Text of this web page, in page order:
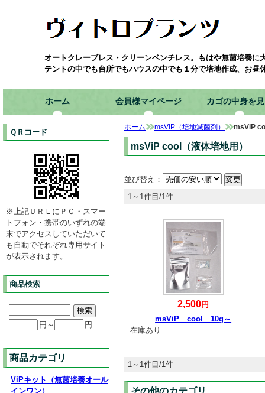
オートクレーブレス・クリーンベンチレス。もはや無菌培養に
テントの中でも台所でもハウスの中でも１分で培地作成、お昼
ホーム 会員様マイページ カゴの中身を
ホーム msViP（培地滅菌剤） msViP
msViP cool（液体培地用）
並び替え：
1～1件目/1件
2,500円
msViP cool 10g～
在庫あり
1～1件目/1件
その他のカテゴリ
ＱＲコード
※上記ＵＲＬにＰＣ・スマー
トフォン・携帯のいずれの端
末でアクセスしていただいて
も自動でそれぞれ専用サイト
が表示されます。
商品検索
円～ 円
商品カテゴリ
ViPキット（無菌培養オール
インワン）